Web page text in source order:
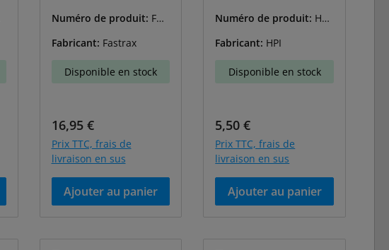
Numéro de produit: FAS
Fabricant: Fastrax
Disponible en stock
Prix régulier :
16,95 €
Prix TTC, frais de
livraison en sus
Ajouter au panier
Numéro de produit: HPI
Fabricant: HPI
Disponible en stock
Prix régulier :
5,50 €
Prix TTC, frais de
livraison en sus
Ajouter au panier